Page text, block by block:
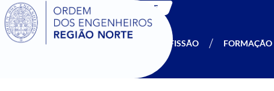
SIGOE
A OERN PROFISSÃO FORMAÇÃO